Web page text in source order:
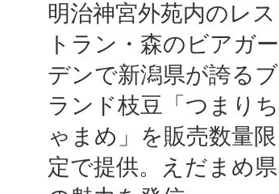
明治神宮外苑内のレス
トラン・森のビアガー
デンで新潟県が誇るブ
ランド枝豆「つまりち
ゃまめ」を販売数量限
定で提供。えだまめ県